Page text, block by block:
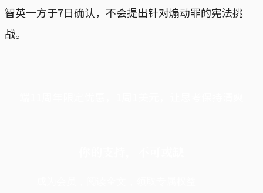
智英一方于7日确认，不会提出针对煽动罪的宪法挑
战。